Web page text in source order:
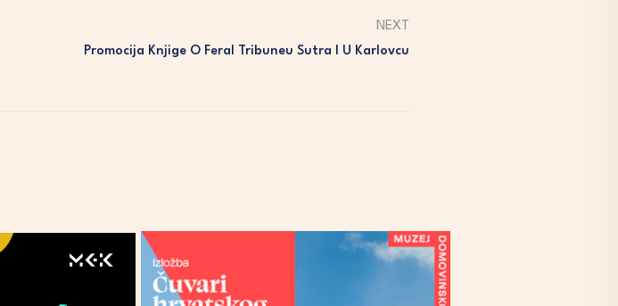
NEXT
Promocija Knjige O Feral Tribuneu Sutra I U Karlovcu